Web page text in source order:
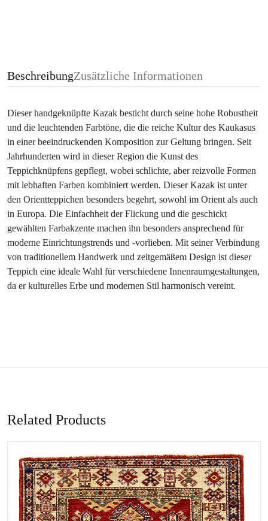
BeschreibungZusätzliche Informationen
Dieser handgeknüpfte Kazak besticht durch seine hohe Robustheit
und die leuchtenden Farbtöne, die die reiche Kultur des Kaukasus
in einer beeindruckenden Komposition zur Geltung bringen. Seit
Jahrhunderten wird in dieser Region die Kunst des
Teppichknüpfens gepflegt, wobei schlichte, aber reizvolle Formen
mit lebhaften Farben kombiniert werden. Dieser Kazak ist unter
den Orientteppichen besonders begehrt, sowohl im Orient als auch
in Europa. Die Einfachheit der Flickung und die geschickt
gewählten Farbakzente machen ihn besonders ansprechend für
moderne Einrichtungstrends und -vorlieben. Mit seiner Verbindung
von traditionellem Handwerk und zeitgemäßem Design ist dieser
Teppich eine ideale Wahl für verschiedene Innenraumgestaltungen,
da er kulturelles Erbe und modernen Stil harmonisch vereint.
Related Products